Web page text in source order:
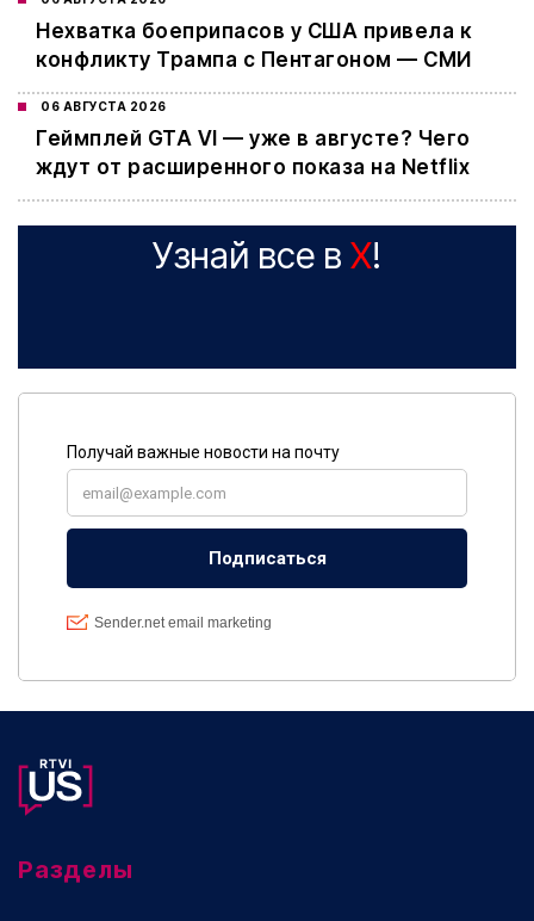
Нехватка боеприпасов у США привела к
конфликту Трампа с Пентагоном — СМИ
06 АВГУСТА 2026
Геймплей GTA VI — уже в августе? Чего
ждут от расширенного показа на Netflix
Узнай все в X!
Разделы